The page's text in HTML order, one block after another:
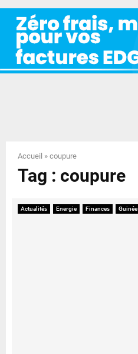
E
N
Accueil » coupure
Tag : coupure
Actualités Energie Finances Guinée